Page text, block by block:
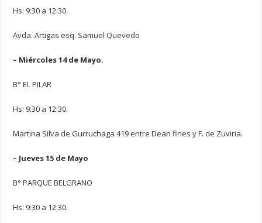
Hs: 9:30 a 12:30.
Avda. Artigas esq. Samuel Quevedo
– Miércoles 14 de Mayo.
B° EL PILAR
Hs: 9:30 a 12:30.
Martina Silva de Gurruchaga 419 entre Dean fines y F. de Zuviria.
– Jueves 15 de Mayo
B° PARQUE BELGRANO
Hs: 9:30 a 12:30.